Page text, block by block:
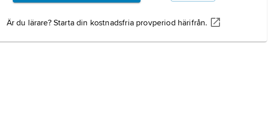
Är du lärare? Starta din kostnadsfria provperiod härifrån.